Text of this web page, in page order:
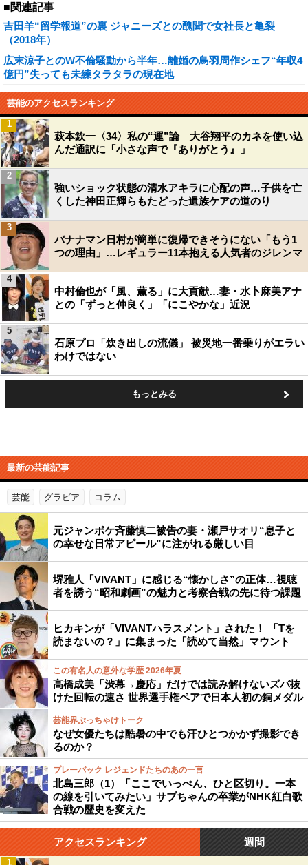
■関連記事
吉田羊“留学報道”の裏 ジャニーズとの醜聞で女社長と亀裂
（2018年）
広末涼子とのW不倫騒動から半年…離婚の鳥羽周作シェフ“年収4
億円”失っても未練タラタラの現在地
芸能のアクセスランキング
萩本欽一〈34〉私の“運”論 大谷翔平のカネを使い込
んだ通訳に「小さな声で『ありがとう』」
1
強いショック状態の清水アキラに心配の声…子供を亡
くした神田正輝らもたどった遺族ケアの道のり
2
バナナマン日村が簡単に復帰できそうにない「もう1
つの理由」…レギュラー11本抱える人気者のジレンマ
3
中村倫也が「風、薫る」に大貢献…妻・水卜麻美アナ
との「ずっと仲良く」「にこやかな」近況
4
石原プロ「炊き出しの流儀」 被災地一番乗りがエラい
わけではない
5
もっとみる
最新の芸能記事
芸能 グラビア コラム
元ジャンポケ斉藤慎二被告の妻・瀬戸サオリ“息子と
の幸せな日常アピール”に注がれる厳しい目
堺雅人「VIVANT」に感じる“懐かしさ”の正体…視聴
者を誘う“昭和劇画”の魅力と考察合戦の先に待つ課題
ヒカキンが「VIVANTハラスメント」された！ 「Tを
読まないの？」に集まった「読めて当然」マウント
この有名人の意外な学歴 2026年夏
高橋成美「渋幕→慶応」だけでは読み解けないズバ抜
けた回転の速さ 世界選手権ペアで日本人初の銅メダル
芸能界ぶっちゃけトーク
なぜ女優たちは酷暑の中でも汗ひとつかかず撮影でき
るのか？
プレーバック レジェンドたちのあの一言
北島三郎（1）「ここでいっぺん、ひと区切り。一本
の線を引いてみたい」サブちゃんの卒業がNHK紅白歌
合戦の歴史を変えた
アクセスランキング 週間
1